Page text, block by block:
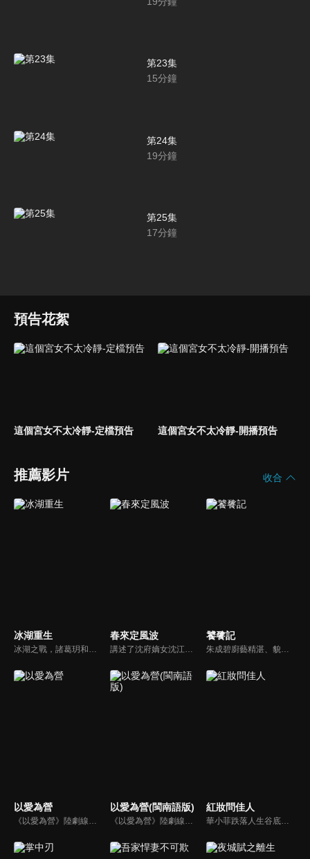
第23集
15分鐘
第24集
19分鐘
第25集
17分鐘
預告花絮
這個宮女不太冷靜-定檔預告 這個宮女不太冷靜-開播預告
推薦影片 收合
冰湖重生 春來定風波 饕餮記
以愛為營
《以愛為營》陸劇線上看。財經記者鄭書意遭前男友劈腿，為了報復她盯上第三者的小舅舅並蓄意靠近，而他認為的小舅舅正是銘豫雲創的總裁時宴，幾經爭取她拿下時宴的專訪並寫下多篇精煉報導，也因此吸引了時宴的注意，兩人一來一往的交鋒開始有了交集。
以愛為營(閩南語版)
《以愛為營》陸劇線上看。財經記者鄭書意遭前男友劈腿，為了報復她盯上第三者的小舅舅並蓄意靠近，而他認為的小舅舅正是銘豫雲創的總裁時宴，幾經爭取她拿下時宴的專訪並寫下多篇精煉報導，也因此吸引了時宴的注意，兩人一來一往的交鋒開始有了交集。
紅妝問佳人
華小菲跌落人生谷底、負債昏迷，夢中穿越繁華都城創業，結識守衛軍首領徐子齊與商會會長房離恨。皇后命徐子齊暗查官商勾結、哄抬物價案，真相直指商會。華小菲憑誠信經營崛起，與徐子齊呈上帳本揭露罪行，惡人伏法，最終成就傳奇女商人並喜結連理。